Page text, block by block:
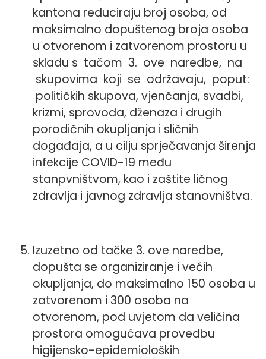
kantona reduciraju broj osoba, od
maksimalno dopuštenog broja osoba
u otvorenom i zatvorenom prostoru u
skladu s tačom 3. ove naredbe, na
skupovima koji se održavaju, poput:
političkih skupova, vjenčanja, svadbi,
krizmi, sprovoda, dženaza i drugih
porodičnih okupljanja i sličnih
događaja, a u cilju sprječavanja širenja
infekcije COVID-19 među
stanpvništvom, kao i zaštite ličnog
zdravlja i javnog zdravlja stanovništva.
Izuzetno od tačke 3. ove naredbe,
dopušta se organiziranje i većih
okupljanja, do maksimalno 150 osoba u
zatvorenom i 300 osoba na
otvorenom, pod uvjetom da veličina
prostora omogućava provedbu
higijensko-epidemioloških